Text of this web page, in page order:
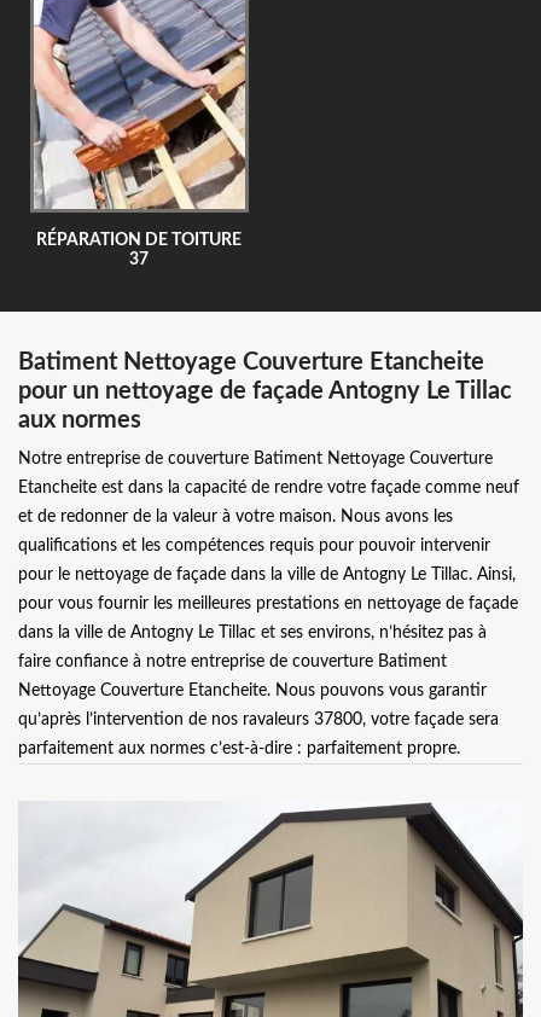
RÉPARATION DE TOITURE
37
Batiment Nettoyage Couverture Etancheite
pour un nettoyage de façade Antogny Le Tillac
aux normes
Notre entreprise de couverture Batiment Nettoyage Couverture
Etancheite est dans la capacité de rendre votre façade comme neuf
et de redonner de la valeur à votre maison. Nous avons les
qualifications et les compétences requis pour pouvoir intervenir
pour le nettoyage de façade dans la ville de Antogny Le Tillac. Ainsi,
pour vous fournir les meilleures prestations en nettoyage de façade
dans la ville de Antogny Le Tillac et ses environs, n’hésitez pas à
faire confiance à notre entreprise de couverture Batiment
Nettoyage Couverture Etancheite. Nous pouvons vous garantir
qu’après l’intervention de nos ravaleurs 37800, votre façade sera
parfaitement aux normes c’est-à-dire : parfaitement propre.